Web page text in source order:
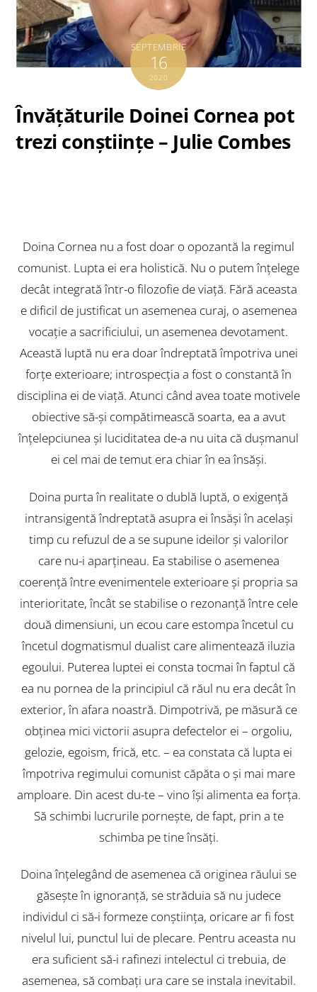
SEPTEMBRIE
16
2020
Învăţăturile Doinei Cornea pot
trezi conştiinţe – Julie Combes
Doina Cornea nu a fost doar o opozantă la regimul
comunist. Lupta ei era holistică. Nu o putem înţelege
decât integrată într-o filozofie de viaţă. Fără aceasta
e dificil de justificat un asemenea curaj, o asemenea
vocaţie a sacrificiului, un asemenea devotament.
Această luptă nu era doar îndreptată împotriva unei
forţe exterioare; introspecţia a fost o constantă în
disciplina ei de viaţă. Atunci când avea toate motivele
obiective să-şi compătimească soarta, ea a avut
înţelepciunea şi luciditatea de-a nu uita că duşmanul
ei cel mai de temut era chiar în ea însăşi.
Doina purta în realitate o dublă luptă, o exigenţă
intransigentă îndreptată asupra ei însăşi în acelaşi
timp cu refuzul de a se supune ideilor şi valorilor
care nu-i aparţineau. Ea stabilise o asemenea
coerenţă între evenimentele exterioare şi propria sa
interioritate, încât se stabilise o rezonanţă între cele
două dimensiuni, un ecou care estompa încetul cu
încetul dogmatismul dualist care alimentează iluzia
egoului. Puterea luptei ei consta tocmai în faptul că
ea nu pornea de la principiul că răul nu era decât în
exterior, în afara noastră. Dimpotrivă, pe măsură ce
obţinea mici victorii asupra defectelor ei – orgoliu,
gelozie, egoism, frică, etc. – ea constata că lupta ei
împotriva regimului comunist căpăta o şi mai mare
amploare. Din acest du-te – vino îşi alimenta ea forţa.
Să schimbi lucrurile porneşte, de fapt, prin a te
schimba pe tine însăţi.
Doina înţelegând de asemenea că originea răului se
găseşte în ignoranţă, se străduia să nu judece
individul ci să-i formeze conştiinţa, oricare ar fi fost
nivelul lui, punctul lui de plecare. Pentru aceasta nu
era suficient să-i rafinezi intelectul ci trebuia, de
asemenea, să combaţi ura care se instala inevitabil.